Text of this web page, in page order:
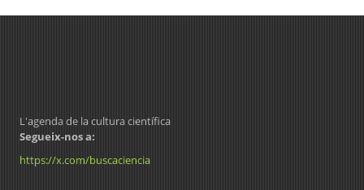
L'agenda de la cultura científica
Segueix-nos a:
https://x.com/buscaciencia